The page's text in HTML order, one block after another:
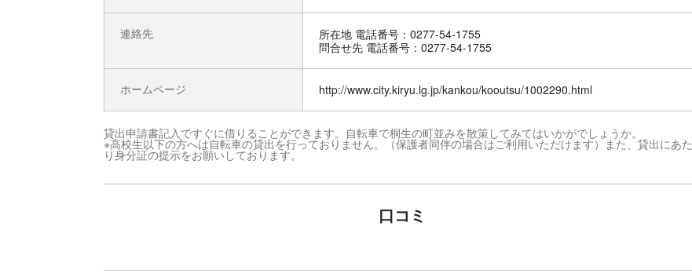
連絡先
所在地 電話番号：0277-54-1755
問合せ先 電話番号：0277-54-1755
ホームページ http://www.city.kiryu.lg.jp/kankou/kooutsu/1002290.html
貸出申請書記入ですぐに借りることができます。自転車で桐生の町並みを散策してみてはいかがでしょうか。
※高校生以下の方へは自転車の貸出を行っておりません。（保護者同伴の場合はご利用いただけます）また、貸出にあた
り身分証の提示をお願いしております。
口コミ